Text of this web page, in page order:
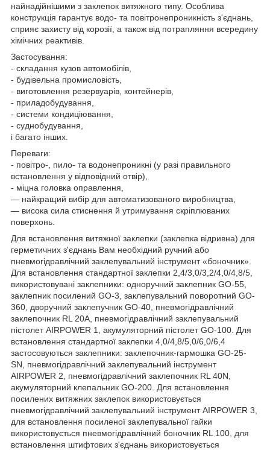
найнадійнішими з заклепок витяжного типу. Особлива
конструкція гарантує водо- та повітронепроникність з'єднань,
сприяє захисту від корозії, а також від потрапляння всередину
хімічних реактивів.
Застосування:
- складання кузов автомобілів,
- будівельна промисловість,
- виготовлення резервуарів, контейнерів,
- приладобудування,
- системи кондиціювання,
- суднобудування,
і багато інших.
Переваги:
- повітро-, пило- та водонепроникні (у разі правильного
встановлення у відповідний отвір),
- міцна головка оправлення,
— найкращий вибір для автоматизованого виробництва,
— висока сила стиснення й утримування скріплюваних
поверхонь.
Для встановлення витяжної заклепки (заклепка відривна) для
герметичних з'єднань Вам необхідний ручний або
пневмогідравлічний заклепувальний інструмент «боночник».
Для встановлення стандартної заклепки 2,4/3,0/3,2/4,0/4,8/5,
використовувані заклепники: одноручний заклепник GO-55,
заклепник посилений GO-3, заклепувальний поворотний GO-
360, дворучний заклепучник GO-40, пневмогідравлічний
заклепочник RL 20A, пневмогідравлічний заклепувальний
пістолет AIRPOWER 1, акумуляторний пістолет GO-100. Для
встановлення стандартної заклепки 4,0/4,8/5,0/6,0/6,4
застосовуються заклепники: заклепочник-гармошка GO-25-
SN, пневмогідравлічний заклепувальний інструмент
AIRPOWER 2, пневмогідравлічний заклепочник RL 40N,
акумуляторний клепальник GO-200. Для встановлення
посилених витяжних заклепок використовується
пневмогідравлічний заклепувальний інструмент AIRPOWER 3,
для встановлення посиленої заклепувальної гайки
використовується пневмогідравлічний боночник RL 100, для
встановлення штифтових з'єднань використовується